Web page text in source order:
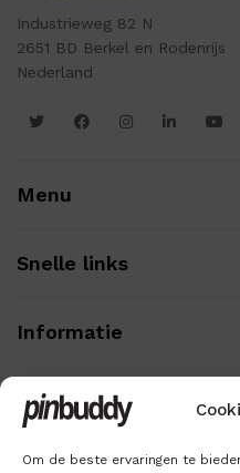
Om de beste ervaringen te
Industrieweg 82 N
2651 BD Berkel en Rodenrijs
Nederland
Menu
Snelle links
Informatie